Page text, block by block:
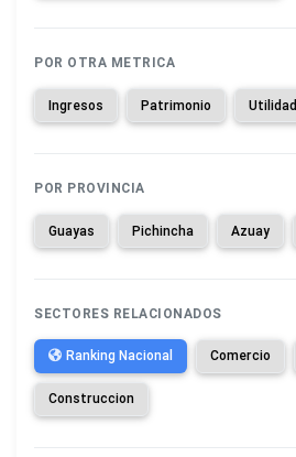
POR OTRA METRICA
Ingresos Patrimonio Utilidad
POR PROVINCIA
Guayas Pichincha Azuay
SECTORES RELACIONADOS
Ranking Nacional Comercio
Construccion